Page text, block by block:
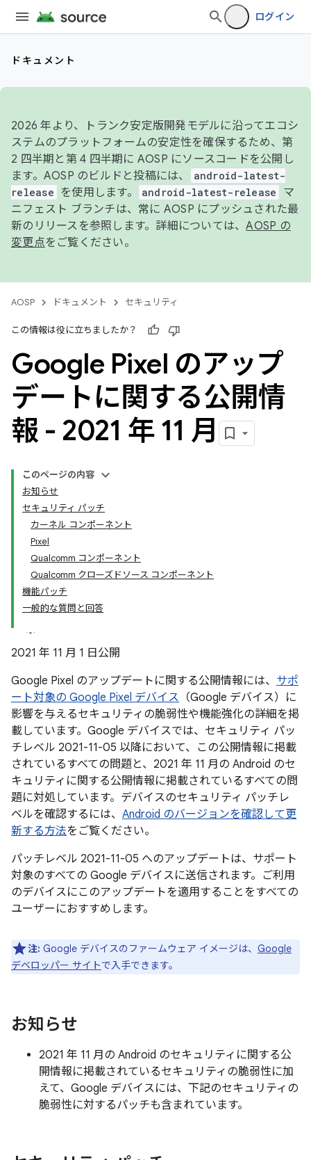
ログイン
ドキュメント
2026 年より、トランク安定版開発モデルに沿ってエコシ
ステムのプラットフォームの安定性を確保するため、第
2 四半期と第 4 四半期に AOSP にソースコードを公開し
ます。AOSP のビルドと投稿には、
android-latest-
release
を使用します。 android-latest-release
マ
ニフェスト ブランチは、常に AOSP にプッシュされた最
新のリリースを参照します。詳細については、AOSP の
変更点をご覧ください。
AOSP ドキュメント セキュリティ
この情報は役に立ちましたか？
Google Pixel のアップ
デートに関する公開情
報 - 2021 年 11 月
このページの内容
お知らせ
セキュリティ パッチ
カーネル コンポーネント
Pixel
Qualcomm コンポーネント
Qualcomm クローズドソース コンポーネント
機能パッチ
一般的な質問と回答
2021 年 11 月 1 日公開
Google Pixel のアップデートに関する公開情報には、 サポ
ート対象の Google Pixel デバイス （Google デバイス）に
影響を与えるセキュリティの脆弱性や機能強化の詳細を掲
載しています。Google デバイスでは、セキュリティ パッ
チレベル 2021-11-05 以降において、この公開情報に掲載
されているすべての問題と、2021 年 11 月の Android のセ
キュリティに関する公開情報に掲載されているすべての問
題に対処しています。デバイスのセキュリティ パッチレ
ベルを確認するには、 Android のバージョンを確認して更
新する方法をご覧ください。
パッチレベル 2021-11-05 へのアップデートは、サポート
対象のすべての Google デバイスに送信されます。ご利用
のデバイスにこのアップデートを適用することをすべての
ユーザーにおすすめします。
注: Google デバイスのファームウェア イメージは、 Google
デベロッパー サイトで入手できます。
お知らせ
2021 年 11 月の Android のセキュリティに関する公
開情報に掲載されているセキュリティの脆弱性に加
えて、Google デバイスには、下記のセキュリティの
脆弱性に対するパッチも含まれています。